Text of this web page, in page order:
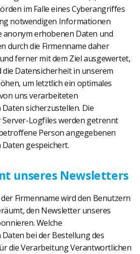
im Falle eines Cyberangriffes
notwendigen Informationen
anonym erhobenen Daten und
durch die Firmenname daher
ferner mit dem Ziel ausgewertet,
Datensicherheit in unserem
um letztlich ein optimales
uns verarbeiteten
sicherzustellen. Die
Logfiles werden getrennt
Person angegebenen
gespeichert.
unseres Newsletters
Firmenname wird den Benutzern
den Newsletter unseres
Welche
bei der Bestellung des
die Verarbeitung Verantwortlichen